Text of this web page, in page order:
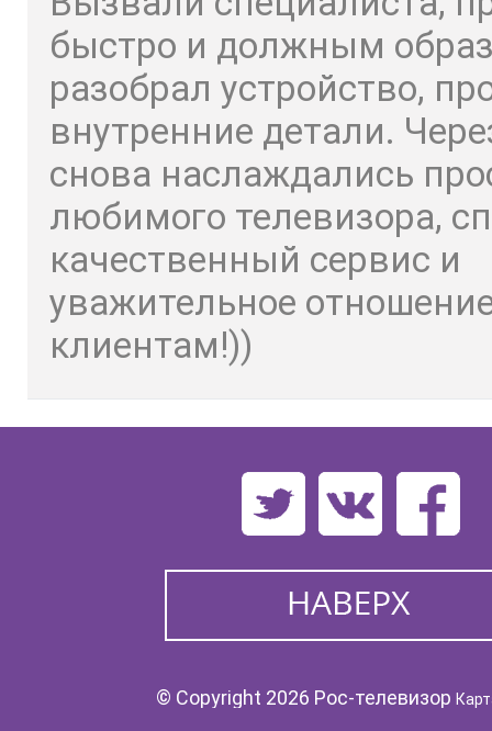
быстро и должным
разобрал устройство,
внутренние детали.
снова наслаждались
любимого телевизора,
качественный сервис и
уважительное
клиентам!))
© Copyright 2026 Рос-телевизор